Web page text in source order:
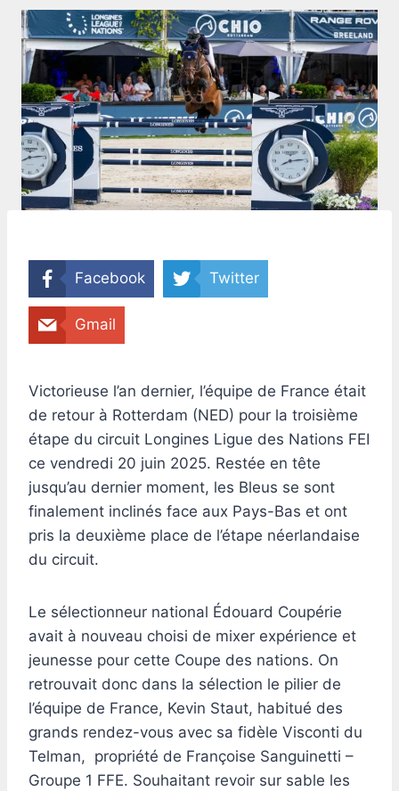
Facebook Twitter
Gmail
Victorieuse l’an dernier, l’équipe de France était
de retour à Rotterdam (NED) pour la troisième
étape du circuit Longines Ligue des Nations FEI
ce vendredi 20 juin 2025. Restée en tête
jusqu’au dernier moment, les Bleus se sont
finalement inclinés face aux Pays-Bas et ont
pris la deuxième place de l’étape néerlandaise
du circuit.
Le sélectionneur national Édouard Coupérie
avait à nouveau choisi de mixer expérience et
jeunesse pour cette Coupe des nations. On
retrouvait donc dans la sélection le pilier de
l’équipe de France, Kevin Staut, habitué des
grands rendez-vous avec sa fidèle Visconti du
Telman, propriété de Françoise Sanguinetti –
Groupe 1 FFE. Souhaitant revoir sur sable les